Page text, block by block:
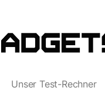
Unser Test-Rechner